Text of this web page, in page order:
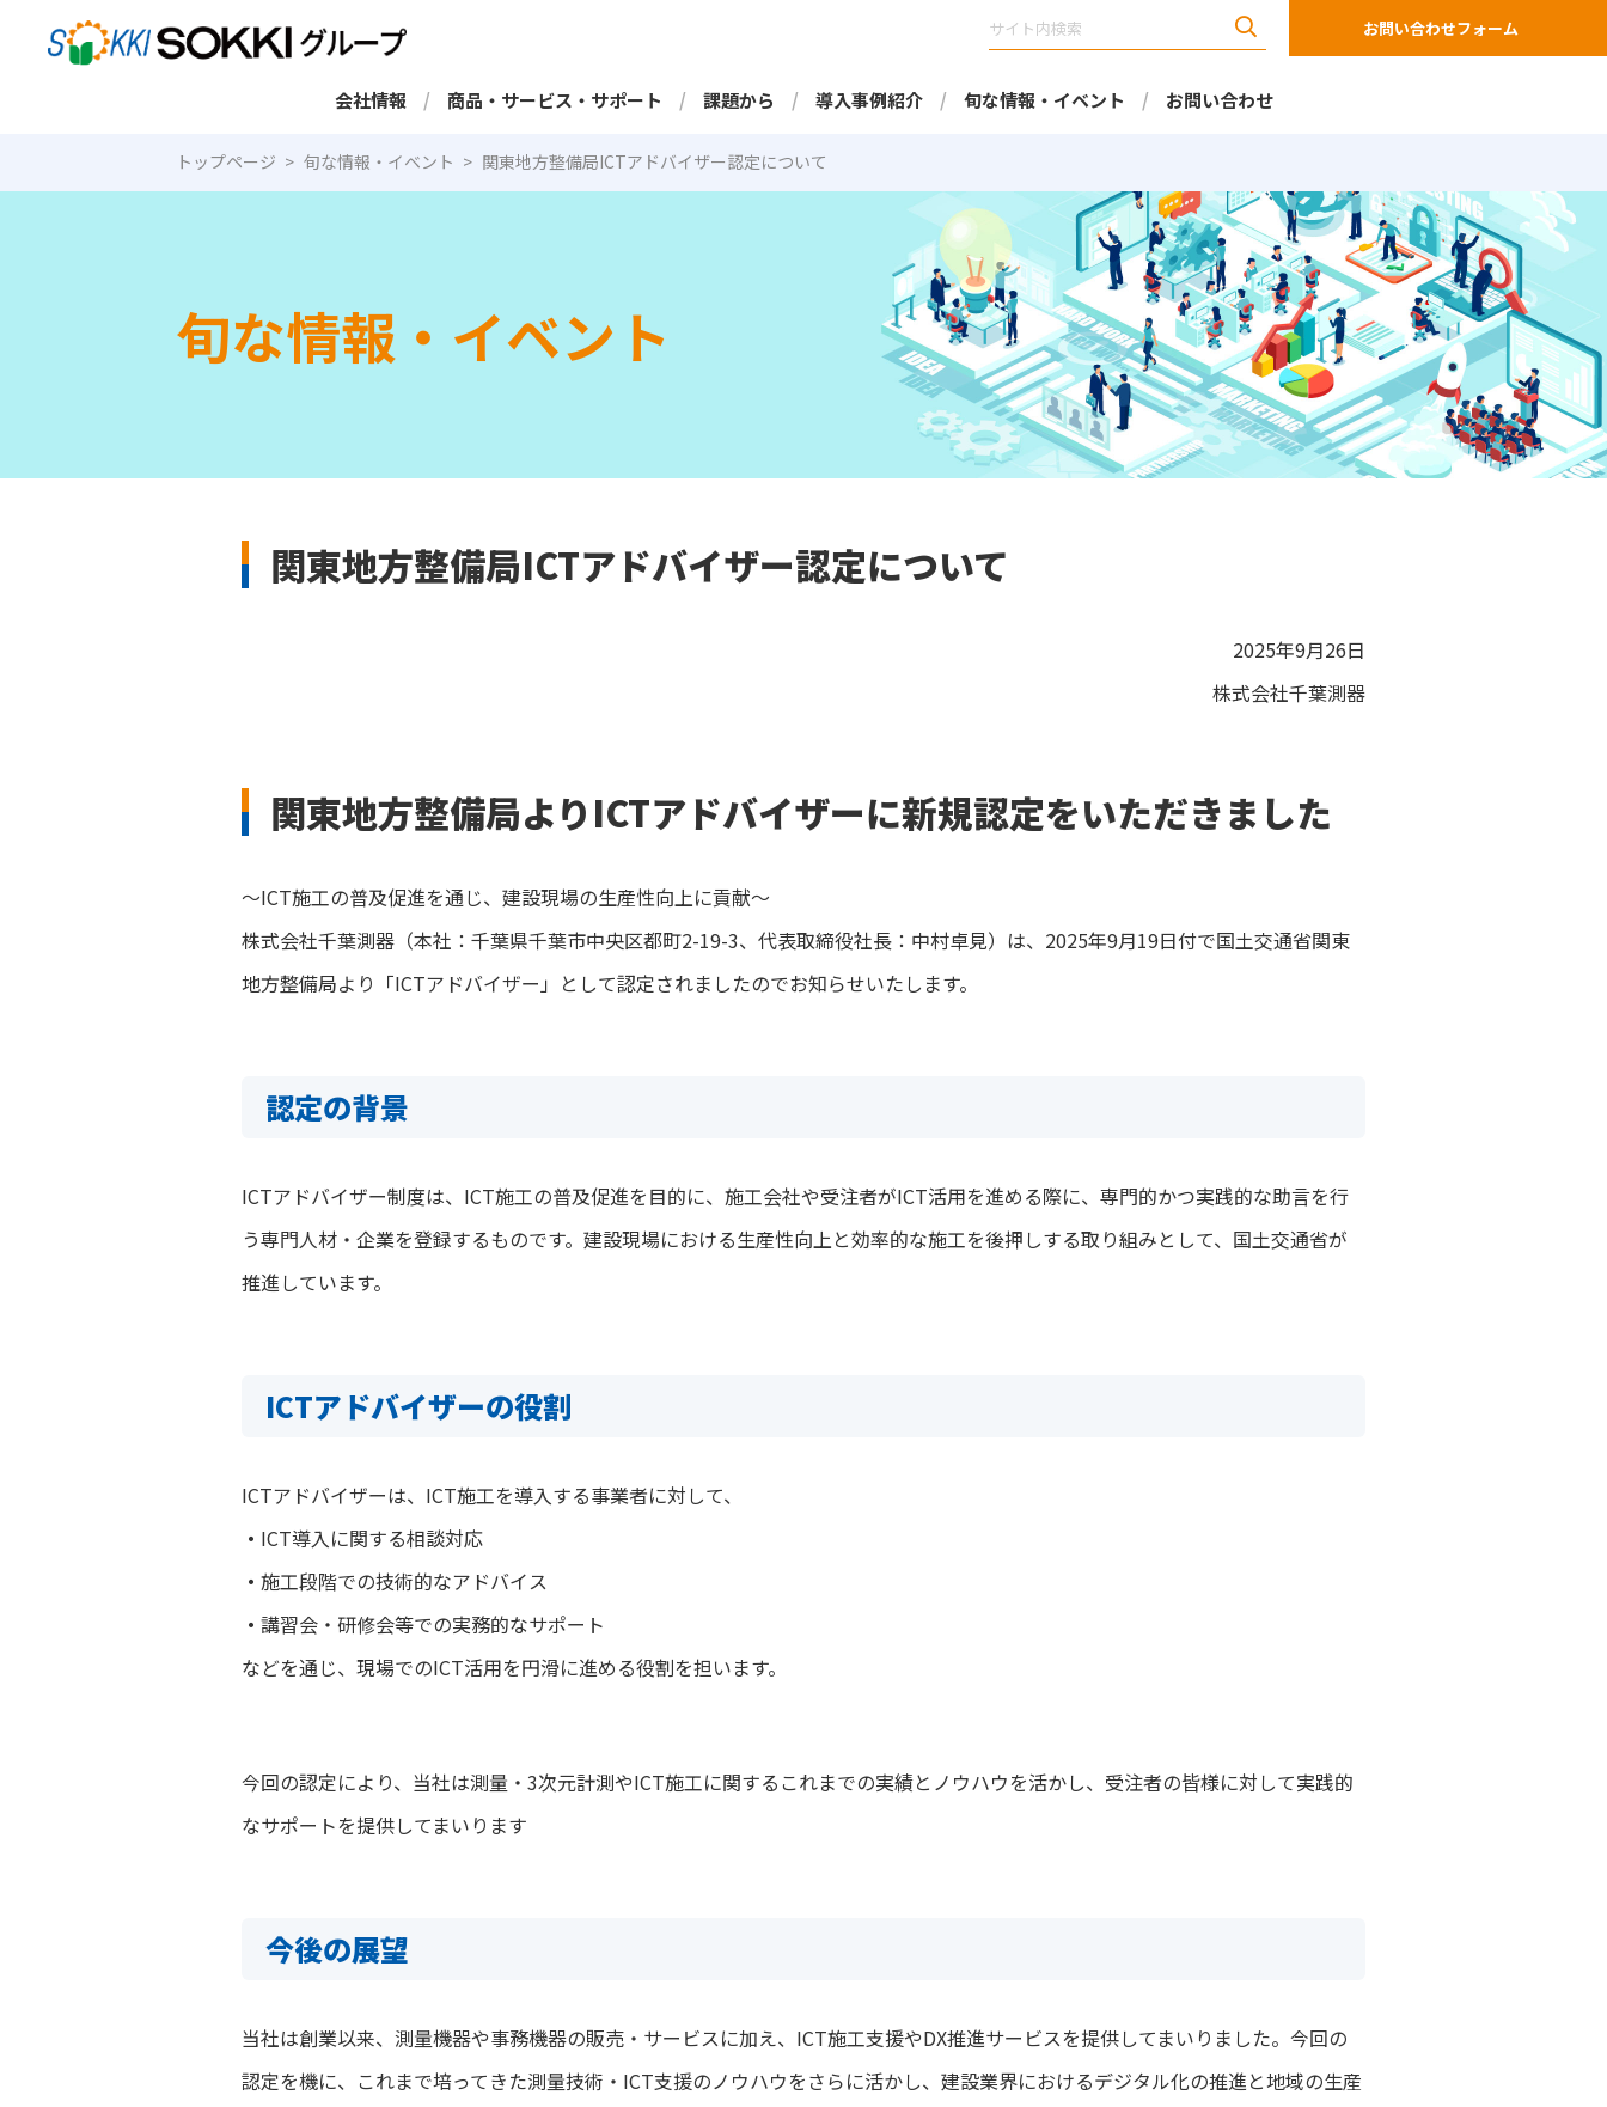
お問い合わせフォーム
会社情報 商品・サービス・サポート 課題から 導入事例紹介 旬な情報・イベント お問い合わせ
トップページ 旬な情報・イベント 関東地方整備局ICTアドバイザー認定について
旬な情報・イベント
関東地方整備局ICTアドバイザー認定について
2025年9月26日
株式会社千葉測器
関東地方整備局よりICTアドバイザーに新規認定をいただきました
～ICT施工の普及促進を通じ、建設現場の生産性向上に貢献～
株式会社千葉測器（本社：千葉県千葉市中央区都町2-19-3、代表取締役社長：中村卓見）は、2025年9月19日付で国土交通省関東
地方整備局より「ICTアドバイザー」として認定されましたのでお知らせいたします。
認定の背景
ICTアドバイザー制度は、ICT施工の普及促進を目的に、施工会社や受注者がICT活用を進める際に、専門的かつ実践的な助言を行
う専門人材・企業を登録するものです。建設現場における生産性向上と効率的な施工を後押しする取り組みとして、国土交通省が
推進しています。
ICTアドバイザーの役割
ICTアドバイザーは、ICT施工を導入する事業者に対して、
・ ICT導入に関する相談対応
・ 施工段階での技術的なアドバイス
・ 講習会・研修会等での実務的なサポート
などを通じ、現場でのICT活用を円滑に進める役割を担います。
今回の認定により、当社は測量・3次元計測やICT施工に関するこれまでの実績とノウハウを活かし、受注者の皆様に対して実践的
なサポートを提供してまいります
今後の展望
当社は創業以来、測量機器や事務機器の販売・サービスに加え、ICT施工支援やDX推進サービスを提供してまいりました。今回の
認定を機に、これまで培ってきた測量技術・ICT支援のノウハウをさらに活かし、建設業界におけるデジタル化の推進と地域の生産